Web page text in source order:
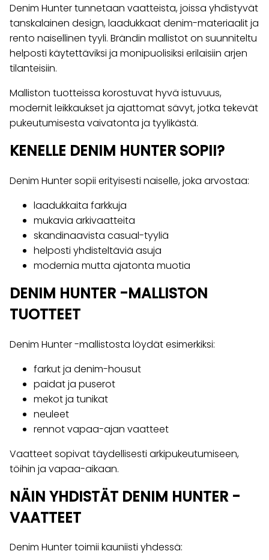
Denim Hunter tunnetaan vaatteista, joissa yhdistyvät
tanskalainen design, laadukkaat denim-materiaalit ja
rento naisellinen tyyli. Brändin mallistot on suunniteltu
helposti käytettäviksi ja monipuolisiksi erilaisiin arjen
tilanteisiin.
Malliston tuotteissa korostuvat hyvä istuvuus,
modernit leikkaukset ja ajattomat sävyt, jotka tekevät
pukeutumisesta vaivatonta ja tyylikästä.
KENELLE DENIM HUNTER SOPII?
Denim Hunter sopii erityisesti naiselle, joka arvostaa:
laadukkaita farkkuja
mukavia arkivaatteita
skandinaavista casual-tyyliä
helposti yhdisteltäviä asuja
modernia mutta ajatonta muotia
DENIM HUNTER -MALLISTON
TUOTTEET
Denim Hunter -mallistosta löydät esimerkiksi:
farkut ja denim-housut
paidat ja puserot
mekot ja tunikat
neuleet
rennot vapaa-ajan vaatteet
Vaatteet sopivat täydellisesti arkipukeutumiseen,
töihin ja vapaa-aikaan.
NÄIN YHDISTÄT DENIM HUNTER -
VAATTEET
Denim Hunter toimii kauniisti yhdessä: